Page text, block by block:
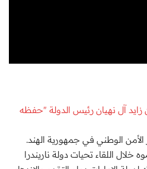
آل نهيان رئيس الدولة "حفظه
الوطني في جمهورية الهند.
اللقاء تحيات دولة ناريندرا